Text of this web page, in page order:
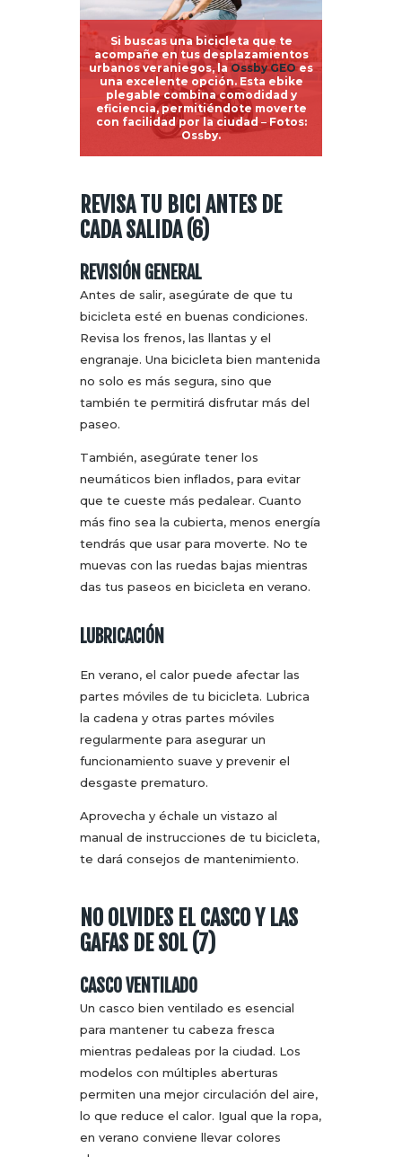
Si buscas una bicicleta que te
acompañe en tus desplazamientos
urbanos veraniegos, laOssby GEOes
una excelente opción. Esta ebike
plegable combina comodidad y
eficiencia, permitiéndote moverte
con facilidad por la ciudad – Fotos:
Ossby.
REVISA TU BICI ANTES DE
CADA SALIDA (6)
REVISIÓN GENERAL
Antes de salir, asegúrate de que tu
bicicleta esté en buenas condiciones.
Revisa los frenos, las llantas y el
engranaje. Una bicicleta bien mantenida
no solo es más segura, sino que
también te permitirá disfrutar más del
paseo.
También, asegúrate tener los
neumáticos bien inflados, para evitar
que te cueste más pedalear. Cuanto
más fino sea la cubierta, menos energía
tendrás que usar para moverte. No te
muevas con las ruedas bajas mientras
das tus paseos en bicicleta en verano.
LUBRICACIÓN
En verano, el calor puede afectar las
partes móviles de tu bicicleta. Lubrica
la cadena y otras partes móviles
regularmente para asegurar un
funcionamiento suave y prevenir el
desgaste prematuro.
Aprovecha y échale un vistazo al
manual de instrucciones de tu bicicleta,
te dará consejos de mantenimiento.
NO OLVIDES EL CASCO Y LAS
GAFAS DE SOL (7)
CASCO VENTILADO
Un casco bien ventilado es esencial
para mantener tu cabeza fresca
mientras pedaleas por la ciudad. Los
modelos con múltiples aberturas
permiten una mejor circulación del aire,
lo que reduce el calor. Igual que la ropa,
en verano conviene llevar colores